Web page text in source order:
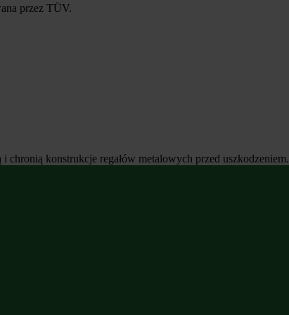
przez TÜV.
konstrukcje regałów metalowych przed uszkodzeniem.